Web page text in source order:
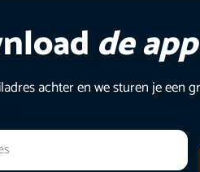
de app
achter en we sturen je een